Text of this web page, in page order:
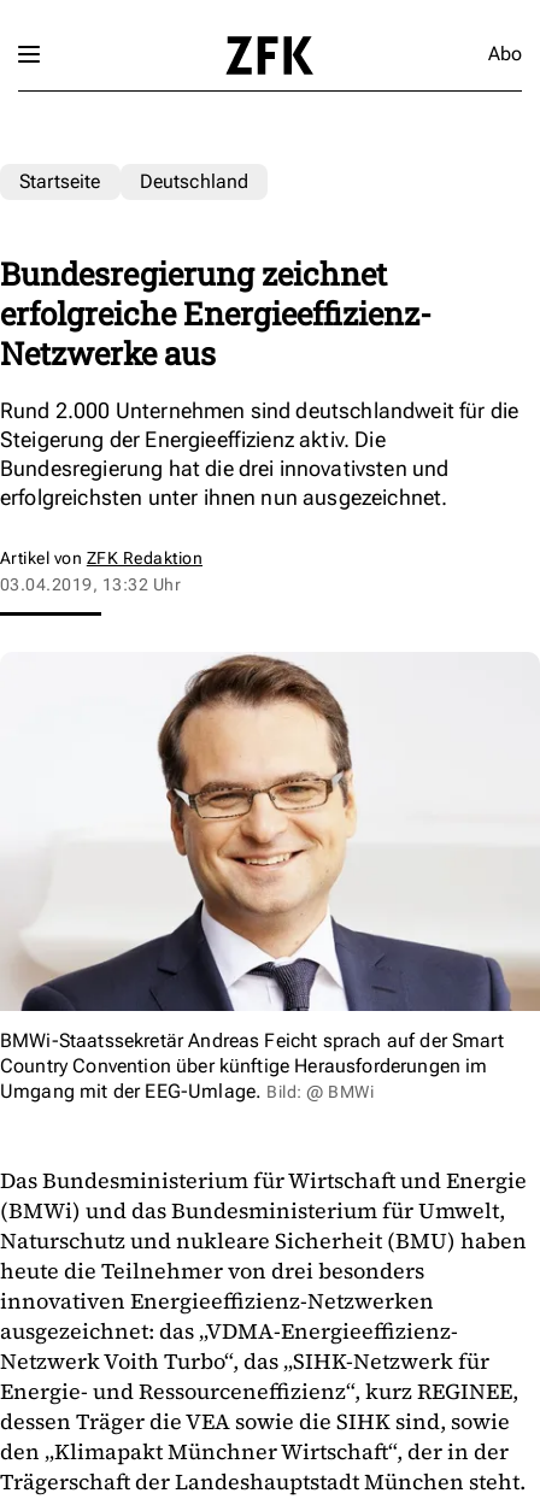
Abo
Startseite Deutschland
Bundesregierung zeichnet
erfolgreiche Energieeffizienz-
Netzwerke aus
Rund 2.000 Unternehmen sind deutschlandweit für die
Steigerung der Energieeffizienz aktiv. Die
Bundesregierung hat die drei innovativsten und
erfolgreichsten unter ihnen nun ausgezeichnet.
Artikel von ZFK Redaktion
03.04.2019, 13:32 Uhr
BMWi-Staatssekretär Andreas Feicht sprach auf der Smart
Country Convention über künftige Herausforderungen im
Umgang mit der EEG-Umlage. Bild: @ BMWi
Das Bundesministerium für Wirtschaft und Energie
(BMWi) und das Bundesministerium für Umwelt,
Naturschutz und nukleare Sicherheit (BMU) haben
heute die Teilnehmer von drei besonders
innovativen Energieeffizienz-Netzwerken
ausgezeichnet: das „VDMA-Energieeffizienz-
Netzwerk Voith Turbo“, das „SIHK-Netzwerk für
Energie- und Ressourceneffizienz“, kurz REGINEE,
dessen Träger die VEA sowie die SIHK sind, sowie
den „Klimapakt Münchner Wirtschaft“, der in der
Trägerschaft der Landeshauptstadt München steht.